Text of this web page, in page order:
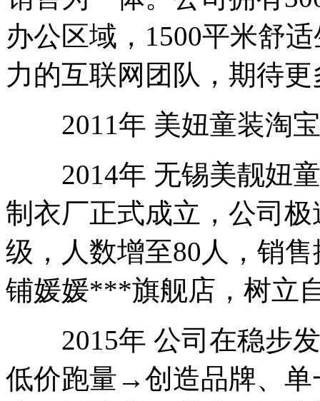
办公区域，1500平米舒
力的互联网团队，期待
2011年 美妞童装淘宝
2014年 无锡美靓妞童
制衣厂正式成立，公司
级，人数增至80人，销
铺媛媛***旗舰店，树立
2015年 公司在稳步发
低价跑量→创造品牌、